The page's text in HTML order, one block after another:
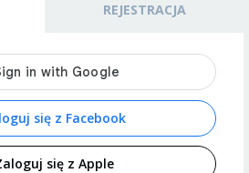
REJESTRACJA
się z Facebook
się z Apple